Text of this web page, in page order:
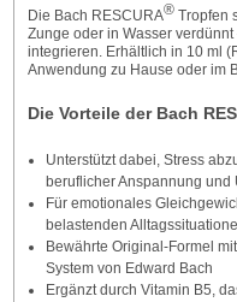
Die Bach RESCURA®Tropfen
Zunge oder in Wasser
integrieren. Erhältlich in 10 ml
Anwendung zu Hause oder im
Die Vorteile der Bach
Unterstützt dabei, Stress
beruflicher Anspannung und
Für emotionales
belastenden
Bewährte Original-Formel
System von Edward Bach
Ergänzt durch Vitamin B5,